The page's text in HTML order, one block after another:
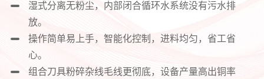
湿式分离无粉尘，内部闭合循环水系统没有污水排
放。
操作简单易上手，智能化控制，进料均匀，省工省
心。
组合刀具粉碎杂线毛线更彻底，设备产量高出铜率